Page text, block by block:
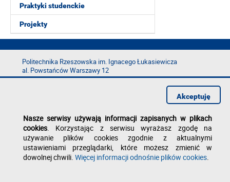
Praktyki studenckie
Projekty
Politechnika Rzeszowska im. Ignacego Łukasiewicza
al. Powstańców Warszawy 12
35-029 Rzeszów
Deklaracja dostępności
Polityka prywatności
Zgłoś błąd na stronie
Nasze serwisy używają informacji zapisanych w plikach
cookies. Korzystając z serwisu wyrażasz zgodę na
używanie plików cookies zgodnie z aktualnymi
ustawieniami przeglądarki, które możesz zmienić w
dowolnej chwili. Więcej informacji odnośnie plików cookies.
Akceptuję